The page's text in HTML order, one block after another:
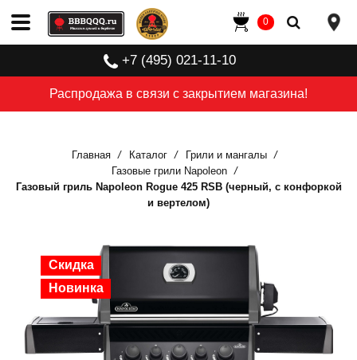
Распродажа в связи с закрытием магазина!
+7 (495) 021-11-10
0
Главная Каталог
Грили и мангалы
Газовые грили Napoleon
Газовый гриль Napoleon Rogue 425 RSB (черный, с конфоркой
и вертелом)
Скидка
Новинка
Скидка
Новинка
Скидка
Новинка
Скидка
Новинка
Скидка
Новинка
Скидка
Новинка
Скидка
Новинка
Скидка
Новинка